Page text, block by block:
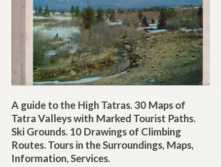
A guide to the High Tatras. 30 Maps of
Tatra Valleys with Marked Tourist Paths.
Ski Grounds. 10 Drawings of Climbing
Routes. Tours in the Surroundings, Maps,
Information, Services.